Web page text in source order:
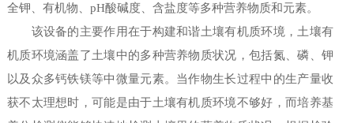
全钾、有机物、pH酸碱度、含盐度等多种营养物质和元素。
该设备的主要作用在于构建和谐土壤有机质环境，土壤有
机质环境涵盖了土壤中的多种营养物质状况，包括氮、磷、钾
以及众多钙铁镁等中微量元素。当作物生长过程中的生产量收
获不太理想时，可能是由于土壤有机质环境不够好，而培养基